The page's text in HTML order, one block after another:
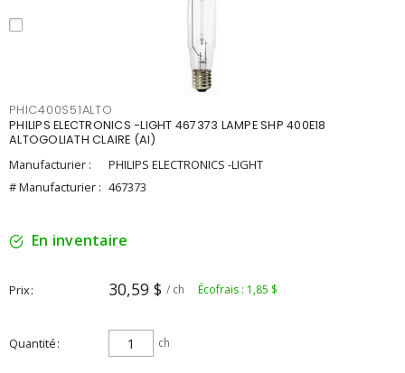
PHIC400S51ALTO
PHILIPS ELECTRONICS -LIGHT 467373 LAMPE SHP 400E18
ALTOGOLIATH CLAIRE (AI)
Manufacturier :
PHILIPS ELECTRONICS -LIGHT
# Manufacturier : 467373
En inventaire
Prix 30,59 $ / ch Écofrais : 1,85 $
Quantité ch